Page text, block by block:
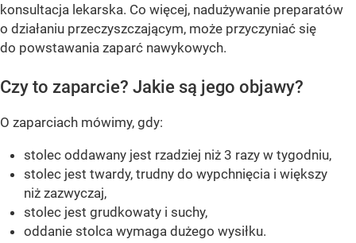
konsultacja lekarska. Co więcej, nadużywanie preparatów
o działaniu przeczyszczającym, może przyczyniać się
do powstawania zaparć nawykowych.
Czy to zaparcie? Jakie są jego objawy?
O zaparciach mówimy, gdy:
stolec oddawany jest rzadziej niż 3 razy w tygodniu,
stolec jest twardy, trudny do wypchnięcia i większy
niż zazwyczaj,
stolec jest grudkowaty i suchy,
oddanie stolca wymaga dużego wysiłku.